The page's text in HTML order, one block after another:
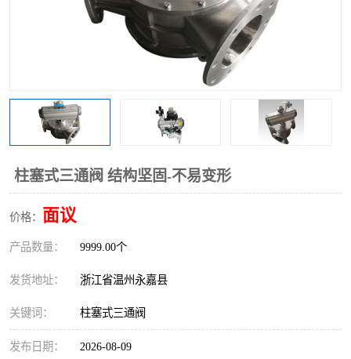
柱塞式三通阀 结构坚固-不易变形
价格： 面议
产品数量： 9999.00个
发货地址： 浙江省温州永嘉县
关键词： 柱塞式三通阀
发布日期： 2026-08-09
气动球阀
Y型分路阀
粉体分路阀
管道换向器